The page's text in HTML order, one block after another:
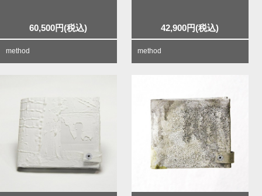
60,500円(税込)
method
42,900円(税込)
method